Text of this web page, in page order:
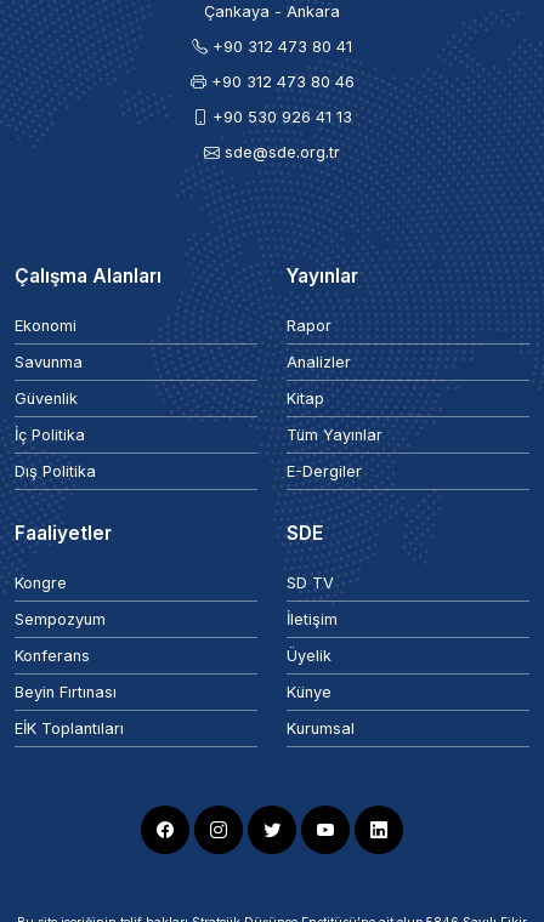
Çankaya - Ankara
+90 312 473 80 41
+90 312 473 80 46
+90 530 926 41 13
sde@sde.org.tr
Çalışma Alanları
Ekonomi
Savunma
Güvenlik
İç Politika
Dış Politika
Yayınlar
Rapor
Analizler
Kitap
Tüm Yayınlar
E-Dergiler
Faaliyetler
Kongre
Sempozyum
Konferans
Beyin Fırtınası
EİK Toplantıları
SDE
SD TV
İletişim
Üyelik
Künye
Kurumsal